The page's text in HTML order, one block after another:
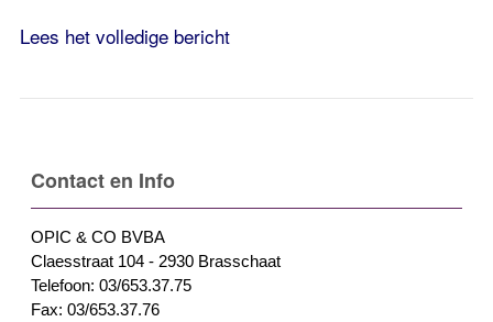
Lees het volledige bericht
Contact en Info
OPIC & CO BVBA
Claesstraat 104 - 2930 Brasschaat
Telefoon: 03/653.37.75
Fax: 03/653.37.76